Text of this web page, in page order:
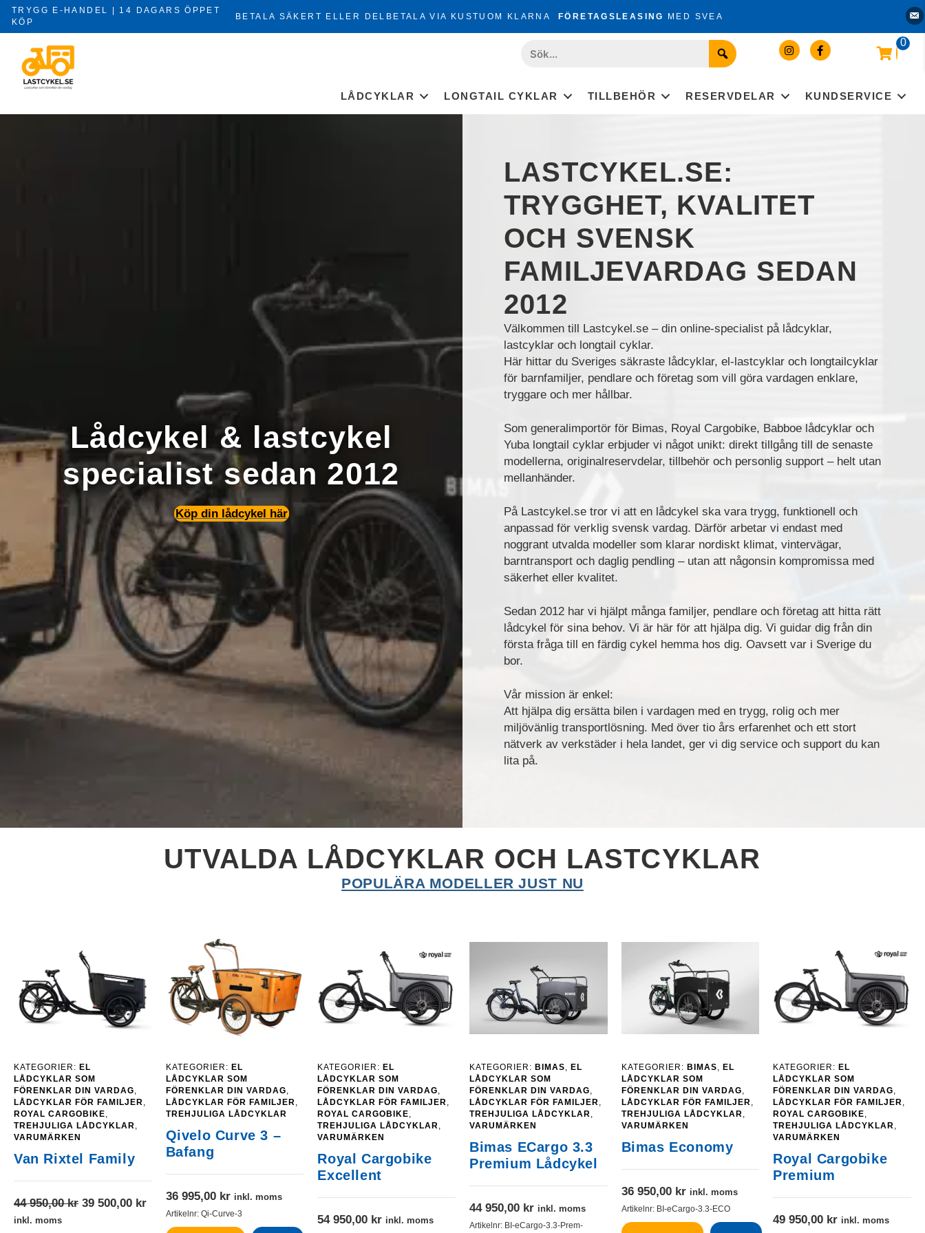
Hoppa
till
TRYGG E-HANDEL | 14 DAGARS ÖPPET
KÖP
BETALA SÄKERT ELLER DELBETALA VIA KUSTUOM KLARNA FÖRETAGSLEASING MED SVEA
0
LÅDCYKLAR LONGTAIL CYKLAR TILLBEHÖR RESERVDELAR KUNDSERVICE
Lådcykel & lastcykel
specialist sedan 2012
Köp din lådcykel här
LASTCYKEL.SE:
TRYGGHET, KVALITET
OCH SVENSK
FAMILJEVARDAG SEDAN
2012
Välkommen till Lastcykel.se – din online-specialist på lådcyklar,
lastcyklar och longtail cyklar.
Här hittar du Sveriges säkraste lådcyklar, el-lastcyklar och longtailcyklar
för barnfamiljer, pendlare och företag som vill göra vardagen enklare,
tryggare och mer hållbar.
Som generalimportör för Bimas, Royal Cargobike, Babboe lådcyklar och
Yuba longtail cyklar erbjuder vi något unikt: direkt tillgång till de senaste
modellerna, originalreservdelar, tillbehör och personlig support – helt utan
mellanhänder.
På Lastcykel.se tror vi att en lådcykel ska vara trygg, funktionell och
anpassad för verklig svensk vardag. Därför arbetar vi endast med
noggrant utvalda modeller som klarar nordiskt klimat, vintervägar,
barntransport och daglig pendling – utan att någonsin kompromissa med
säkerhet eller kvalitet.
Sedan 2012 har vi hjälpt många familjer, pendlare och företag att hitta rätt
lådcykel för sina behov. Vi är här för att hjälpa dig. Vi guidar dig från din
första fråga till en färdig cykel hemma hos dig. Oavsett var i Sverige du
bor.
Vår mission är enkel:
Att hjälpa dig ersätta bilen i vardagen med en trygg, rolig och mer
miljövänlig transportlösning. Med över tio års erfarenhet och ett stort
nätverk av verkstäder i hela landet, ger vi dig service och support du kan
lita på.
UTVALDA LÅDCYKLAR OCH LASTCYKLAR
POPULÄRA MODELLER JUST NU
KATEGORIER: EL
LÅDCYKLAR SOM
FÖRENKLAR DIN VARDAG,
LÅDCYKLAR FÖR FAMILJER,
ROYAL CARGOBIKE,
TREHJULIGA LÅDCYKLAR,
VARUMÄRKEN
Van Rixtel Family
44 950,00kr Det
39 500,00 krDet
nuvarande
inkl. moms
KATEGORIER: EL
LÅDCYKLAR SOM
FÖRENKLAR DIN VARDAG,
LÅDCYKLAR FÖR FAMILJER,
TREHJULIGA LÅDCYKLAR
Qivelo Curve 3 –
Bafang
36 995,00 kr inkl. moms
Artikelnr: Qi-Curve-3
KATEGORIER: EL
LÅDCYKLAR SOM
FÖRENKLAR DIN VARDAG,
LÅDCYKLAR FÖR FAMILJER,
ROYAL CARGOBIKE,
TREHJULIGA LÅDCYKLAR,
VARUMÄRKEN
Royal Cargobike
Excellent
54 950,00 kr inkl. moms
KATEGORIER: BIMAS, EL
LÅDCYKLAR SOM
FÖRENKLAR DIN VARDAG,
LÅDCYKLAR FÖR FAMILJER,
TREHJULIGA LÅDCYKLAR,
VARUMÄRKEN
Bimas ECargo 3.3
Premium Lådcykel
44 950,00 kr inkl. moms
Artikelnr: BI-eCargo-3.3-Prem-
KATEGORIER: BIMAS, EL
LÅDCYKLAR SOM
FÖRENKLAR DIN VARDAG,
LÅDCYKLAR FÖR FAMILJER,
TREHJULIGA LÅDCYKLAR,
VARUMÄRKEN
Bimas Economy
36 950,00 kr inkl. moms
Artikelnr: BI-eCargo-3.3-ECO
KATEGORIER: EL
LÅDCYKLAR SOM
FÖRENKLAR DIN VARDAG,
LÅDCYKLAR FÖR FAMILJER,
ROYAL CARGOBIKE,
TREHJULIGA LÅDCYKLAR,
VARUMÄRKEN
Royal Cargobike
Premium
49 950,00 kr inkl. moms
Nödvändiga
cookies är
avgörande för
webbplatsens
grundläggande
funktioner och
webbplatsen
fungerar inte
Dessa
Statistik-cookies
avvisningsfrekvens,
trafikkälla etc.
Upplevelse
förstå och
analysera de
viktigaste
prestandaindexen
på webbplatsen
som hjälper till att
användarupplevelse
cookies kommer
viss funktionalitet